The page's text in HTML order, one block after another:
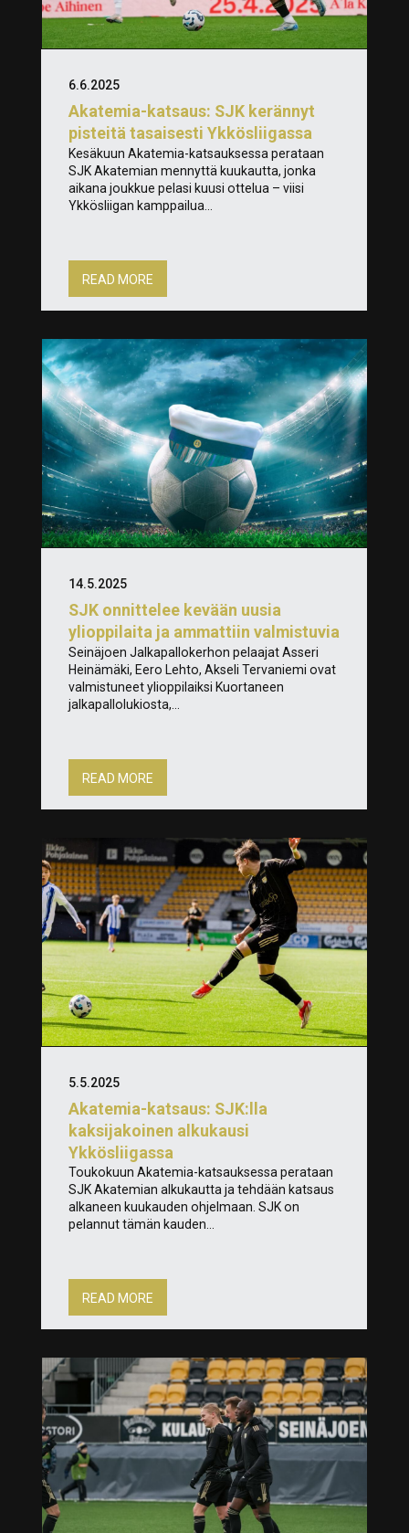
Akatemia-katsaus: SJK kerännyt
pisteitä tasaisesti Ykkösliigassa
6.6.2025
Kesäkuun Akatemia-katsauksessa perataan
SJK Akatemian mennyttä kuukautta, jonka
aikana joukkue pelasi kuusi ottelua – viisi
Ykkösliigan kamppailua...
READ MORE
SJK onnittelee kevään uusia
ylioppilaita ja ammattiin valmistuvia
14.5.2025
Seinäjoen Jalkapallokerhon pelaajat Asseri
Heinämäki, Eero Lehto, Akseli Tervaniemi ovat
valmistuneet ylioppilaiksi Kuortaneen
jalkapallolukiosta,...
READ MORE
Akatemia-katsaus: SJK:lla
kaksijakoinen alkukausi
Ykkösliigassa
5.5.2025
Toukokuun Akatemia-katsauksessa perataan
SJK Akatemian alkukautta ja tehdään katsaus
alkaneen kuukauden ohjelmaan. SJK on
pelannut tämän kauden...
READ MORE